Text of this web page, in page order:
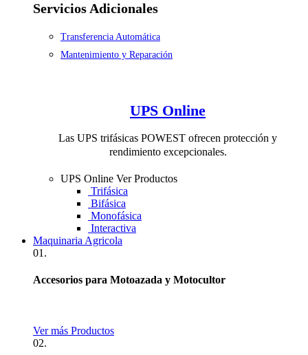
Servicios Adicionales
Transferencia Automática
Mantenimiento y Reparación
UPS Online
Las UPS trifásicas POWEST ofrecen protección y
rendimiento excepcionales.
UPS Online Ver Productos
Trifásica
Bifásica
Monofásica
Interactiva
Maquinaria Agricola
01.
Accesorios para Motoazada y Motocultor
Ver más Productos
02.